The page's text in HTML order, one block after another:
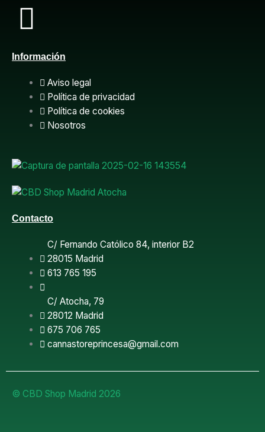
F
a
c
e
b
o
o
k
Información
Aviso legal
Política de privacidad
Política de cookies
Nosotros
Contacto
C/ Fernando Católico 84, interior B2
28015 Madrid
613 765 195
C/ Atocha, 79
28012 Madrid
675 706 765
cannastoreprincesa@gmail.com
© CBD Shop Madrid 2026